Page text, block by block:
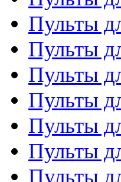
Пульты
Пульты
Пульты
Пульты
Пульты
Пульты
Пульты